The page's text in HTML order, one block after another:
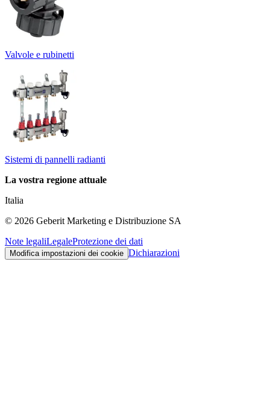
Valvole e rubinetti
Sistemi di pannelli radianti
La vostra regione attuale
Italia
© 2026 Geberit Marketing e Distribuzione SA
Note legaliLegaleProtezione dei dati
Modifica impostazioni dei cookie Dichiarazioni